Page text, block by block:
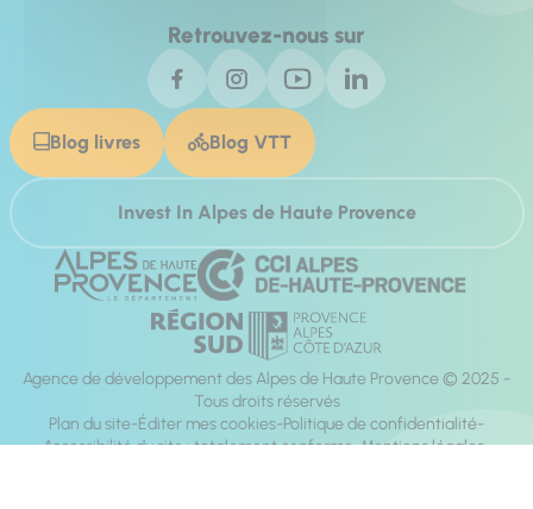
Retrouvez-nous sur
Blog livres Blog VTT
Invest In Alpes de Haute Provence
Agence de développement des Alpes de Haute Provence © 2025 -
Tous droits réservés
Plan du site Éditer mes cookies Politique de confidentialité
Accessibilité du site : totalement conforme Mentions légales